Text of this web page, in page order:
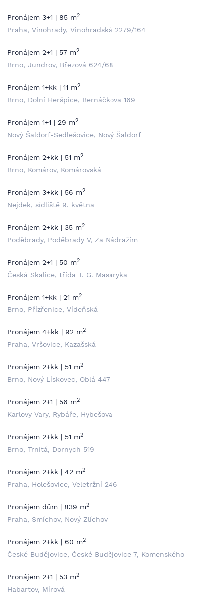
Pronájem 3+1 | 85 m2
Praha, Vinohrady, Vinohradská 2279/164
Pronájem 2+1 | 57 m2
Brno, Jundrov, Březová 624/68
Pronájem 1+kk | 11 m2
Brno, Dolní Heršpice, Bernáčkova 169
Pronájem 1+1 | 29 m2
Nový Šaldorf-Sedlešovice, Nový Šaldorf
Pronájem 2+kk | 51 m2
Brno, Komárov, Komárovská
Pronájem 3+kk | 56 m2
Nejdek, sídliště 9. května
Pronájem 2+kk | 35 m2
Poděbrady, Poděbrady V, Za Nádražím
Pronájem 2+1 | 50 m2
Česká Skalice, třída T. G. Masaryka
Pronájem 1+kk | 21 m2
Brno, Přízřenice, Vídeňská
Pronájem 4+kk | 92 m2
Praha, Vršovice, Kazašská
Pronájem 2+kk | 51 m2
Brno, Nový Lískovec, Oblá 447
Pronájem 2+1 | 56 m2
Karlovy Vary, Rybáře, Hybešova
Pronájem 2+kk | 51 m2
Brno, Trnitá, Dornych 519
Pronájem 2+kk | 42 m2
Praha, Holešovice, Veletržní 246
Pronájem dům | 839 m2
Praha, Smíchov, Nový Zlíchov
Pronájem 2+kk | 60 m2
České Budějovice, České Budějovice 7, Komenského
Pronájem 2+1 | 53 m2
Habartov, Mírová